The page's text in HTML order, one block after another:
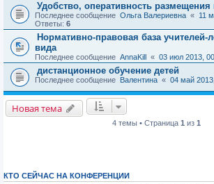
Удобство, оперативность размещения
Последнее сообщение Ольга Валериевна « 11
Ответы: 6
Нормативно-правовая база учителей-
вида
Последнее сообщение AnnaKill « 03 июл 2013,
дистанционное обучение детей
Последнее сообщение Валентина « 04 май
Новая тема
4 темы • Страница 1 из 1
КТО СЕЙЧАС НА КОНФЕРЕНЦИИ